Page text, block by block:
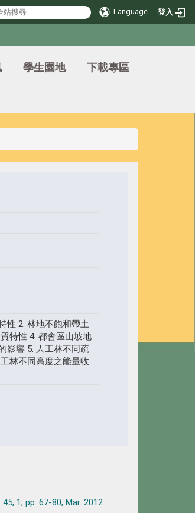
Language 登入
學生園地
下載專區
性 2. 林地不飽和帶土
特性 4. 都會區山坡地
影響 5. 人工林不同疏
林不同高度之能量收
1, pp. 67-80, Mar. 2012